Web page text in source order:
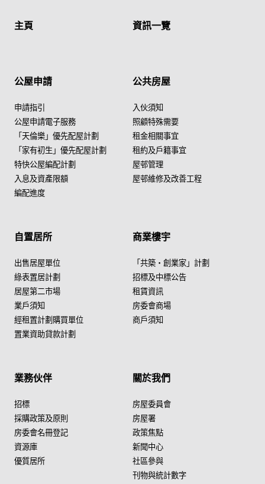
主頁 資訊一覽
公屋申請
申請指引
公屋申請電子服務
「天倫樂」優先配屋計劃
「家有初生」優先配屋計劃
特快公屋編配計劃
入息及資產限額
編配進度
公共房屋
入伙須知
照顧特殊需要
租金相關事宜
租約及戶籍事宜
屋邨管理
屋邨維修及改善工程
自置居所
出售居屋單位
綠表置居計劃
居屋第二市場
業戶須知
經租置計劃購買單位
置業資助貸款計劃
商業樓宇
「共築・創業家」計劃
招標及中標公告
租賃資訊
房委會商場
商戶須知
業務伙伴
招標
採購政策及原則
房委會名冊登記
資源庫
優質居所
關於我們
房屋委員會
房屋署
政策焦點
新聞中心
社區參與
刊物與統計數字